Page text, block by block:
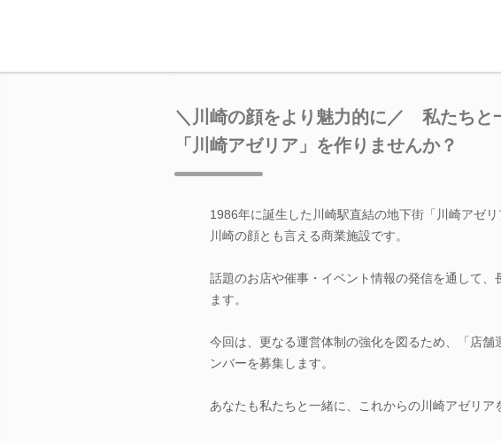
＼川崎の顔をより魅力的に／ 私たちと
「川崎アゼリア」を作りませんか？
1986年に誕生した川崎駅直結の地下街「川崎アゼ
川崎の顔とも言える商業施設です。
話題のお店や催事・イベント情報の発信を通して
ます。
今回は、更なる運営体制の強化を図るため、「店
ンバーを募集します。
あなたも私たちと一緒に、これからの川崎アゼリア